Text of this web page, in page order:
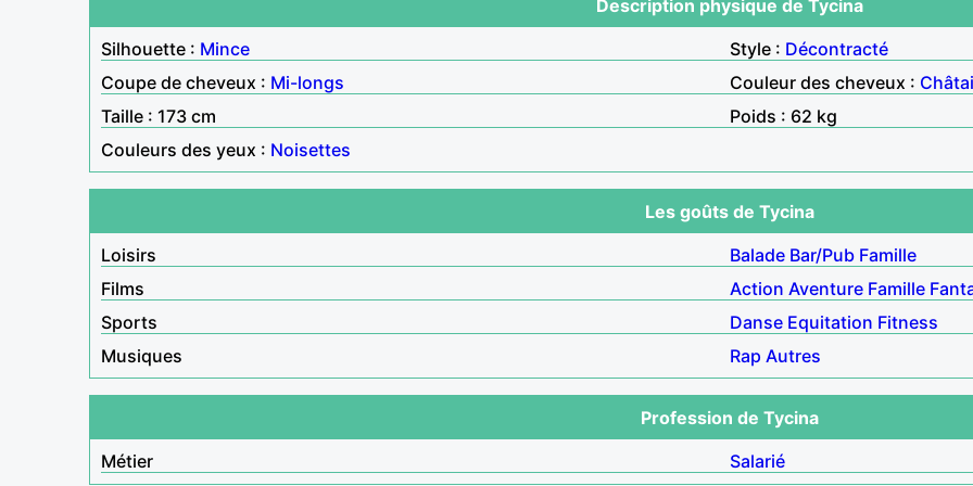
Description physique de Tycina
Silhouette : Mince Style : Décontracté
Coupe de cheveux : Mi-longs Couleur des cheveux :
Taille : 173 cm
Poids : 62 kg
Couleurs des yeux : Noisettes
Les goûts de Tycina
Loisirs
Balade Bar/Pub Famille
Films
Action Aventure Famille
Sports
Danse Equitation Fitness
Musiques
Rap Autres
Profession de Tycina
Métier
Salarié